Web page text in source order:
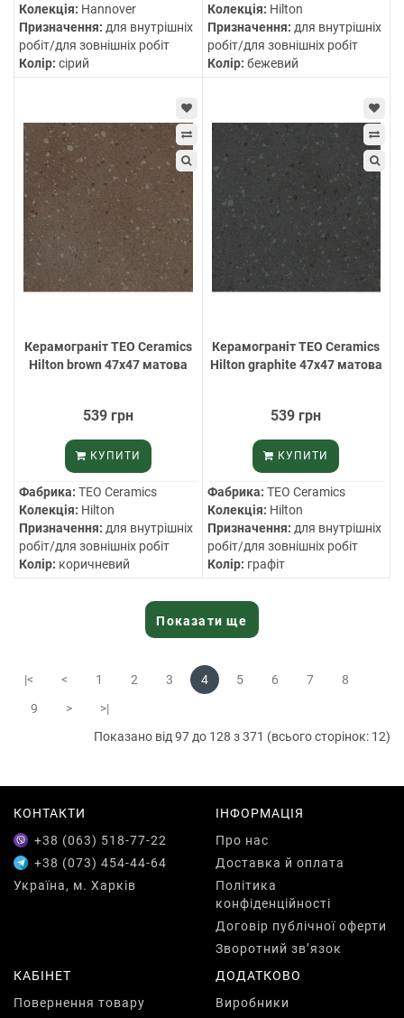
Колекція: Hannover
Призначення: для внутрішніх
робіт/для зовнішніх робіт
Колір: сірий
Колекція: Hilton
Призначення: для внутрішніх
робіт/для зовнішніх робіт
Колір: бежевий
Керамограніт TEO Ceramics
Hilton brown 47х47 матова
539 грн
КУПИТИ
Фабрика: TEO Ceramics
Колекція: Hilton
Призначення: для внутрішніх
робіт/для зовнішніх робіт
Колір: коричневий
Керамограніт TEO Ceramics
Hilton graphite 47х47 матова
539 грн
КУПИТИ
Фабрика: TEO Ceramics
Колекція: Hilton
Призначення: для внутрішніх
робіт/для зовнішніх робіт
Колір: графіт
Показати ще
|< < 1 2 3 4 5 6 7
8
9
>
>|
Показано від 97 до 128 з 371 (всього сторінок: 12)
КОНТАКТИ
+38 (063) 518-77-22
+38 (073) 454-44-64
Україна, м. Харків
ІНФОРМАЦІЯ
Про нас
Доставка й оплата
Політика
конфіденційності
Договір публічної оферти
Зворотний зв’язок
КАБІНЕТ
Повернення товару
ДОДАТКОВО
Виробники